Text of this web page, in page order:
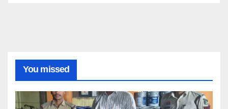
You missed